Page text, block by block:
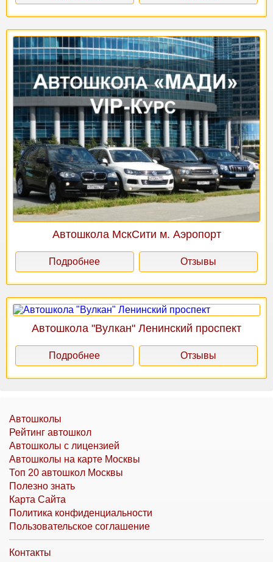
Автошкола МскСити м. Аэропорт
Подробнее Отзывы
Автошкола "Вулкан" Ленинский проспект
Подробнее Отзывы
Автошколы
Рейтинг автошкол
Автошколы с лицензией
Автошколы на карте Москвы
Топ 20 автошкол Москвы
Полезно знать
Карта Сайта
Политика конфиденциальности
Пользовательское соглашение
Контакты